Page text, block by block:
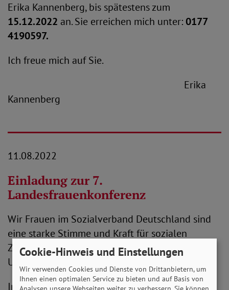
Erika Kannenberg, bis spätestens zum
15.12.2022 an. Sie erreichen mich unter: 0177
4190597.
Ich freue mich auf Sie.
Erika
Kannenberg
11.08.2022
Einladung zur 7.
Landesfrauenkonferenz
Wir Frauen im Sozialverband Deutschland sind
eine starke Stimme und Kraft für sozialen
Zusammenhalt, solidarisches Handeln und
Umsetzung der Frauenrechte in Deutschland.
Im Namen des Landesvorstandes des SoVD in
Cookie-Hinweis und Einstellungen
Wir verwenden Cookies und Dienste von Drittanbietern, um
Ihnen einen optimalen Service zu bieten und auf Basis von